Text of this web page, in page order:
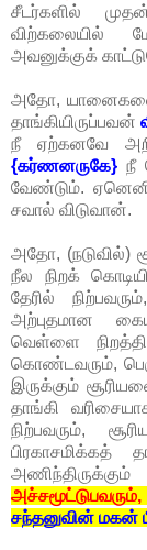
சீடர்களில்
விற்கலையில்
அவனுக்குக்
அதோ,
தாங்கியிருப்பவன்
நீ ஏற்கனவே
{கர்ணனருகே} நீ
வேண்டும்.
சவால் விடுவான்.
அதோ, (நடுவில்)
நீல நிறக்
தேரில்
அற்புதமான
வெள்ளை
கொண்டவரும்,
இருக்கும்
தாங்கி
நிற்பவரும்,
சந்தனுவின் மகன்